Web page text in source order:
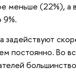
меньше (22%), а
9%.
задействуют
постоянно. Во